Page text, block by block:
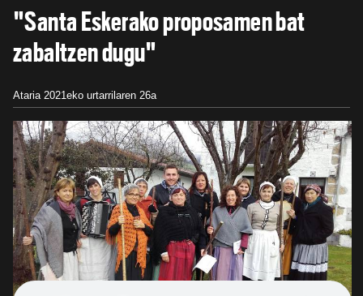
"Santa Eskerako proposamen bat
zabaltzen dugu"
Ataria 2021eko urtarrilaren 26a